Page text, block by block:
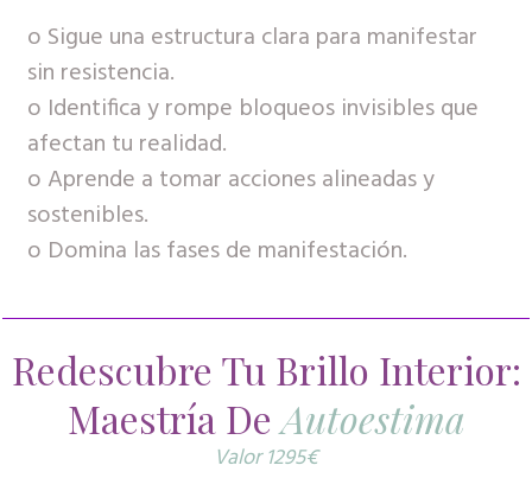
o Sigue una estructura clara para manifestar
sin resistencia.
o Identifica y rompe bloqueos invisibles que
afectan tu realidad.
o Aprende a tomar acciones alineadas y
sostenibles.
o Domina las fases de manifestación.
Redescubre Tu Brillo Interior:
Maestría DeAutoestima
Valor 1295€